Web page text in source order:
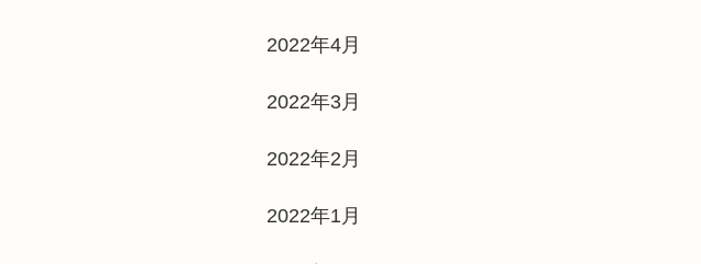
2022年4月
2022年3月
2022年2月
2022年1月